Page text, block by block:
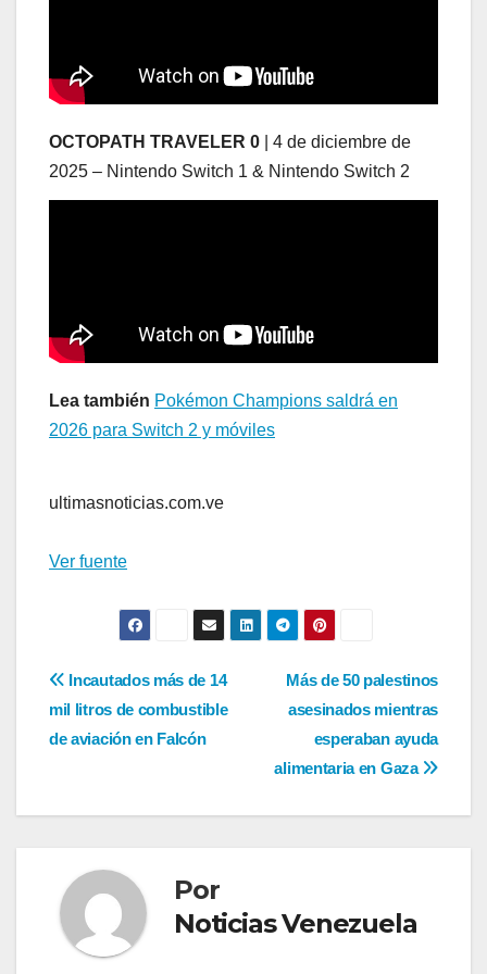
OCTOPATH TRAVELER 0
| 4 de diciembre de
2025 – Nintendo Switch 1 & Nintendo Switch 2
Lea también Pokémon Champions saldrá en
2026 para Switch 2 y móviles
ultimasnoticias.com.ve
Ver fuente
Navegación
de
Más de 50 palestinos
asesinados mientras
esperaban ayuda
alimentaria en Gaza
Incautados más de 14
mil litros de combustible
de aviación en Falcón
Por
Noticias Venezuela